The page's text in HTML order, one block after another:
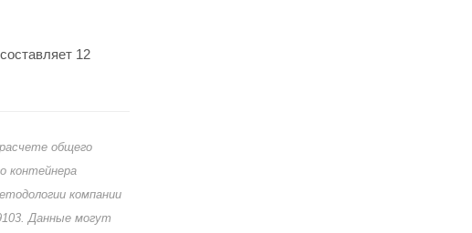
12
общего
контейнера
компании
Данные могут